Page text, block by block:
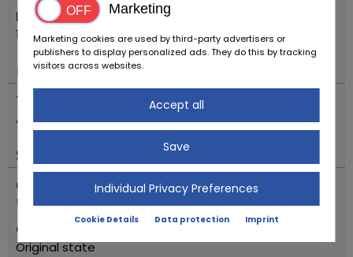
Model
1100\103 TV TRASFORMABILE
Engine & Drive
Transmission
Automatic
Status
Odometer reading
54703
Condition description
Original state
Marketing
Marketing cookies are used by third-party advertisers or
publishers to display personalized ads. They do this by tracking
visitors across websites.
Accept all
Save
Individual Privacy Preferences
Cookie Details Data protection Imprint